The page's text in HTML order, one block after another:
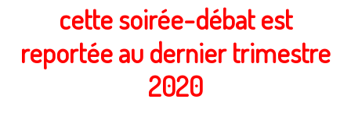
cette soirée-débat est
reportée au dernier trimestre
2020